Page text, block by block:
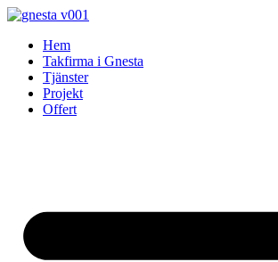
Skip
contentHem
Takfirma i Gnesta
Tjänster
Projekt
Offert